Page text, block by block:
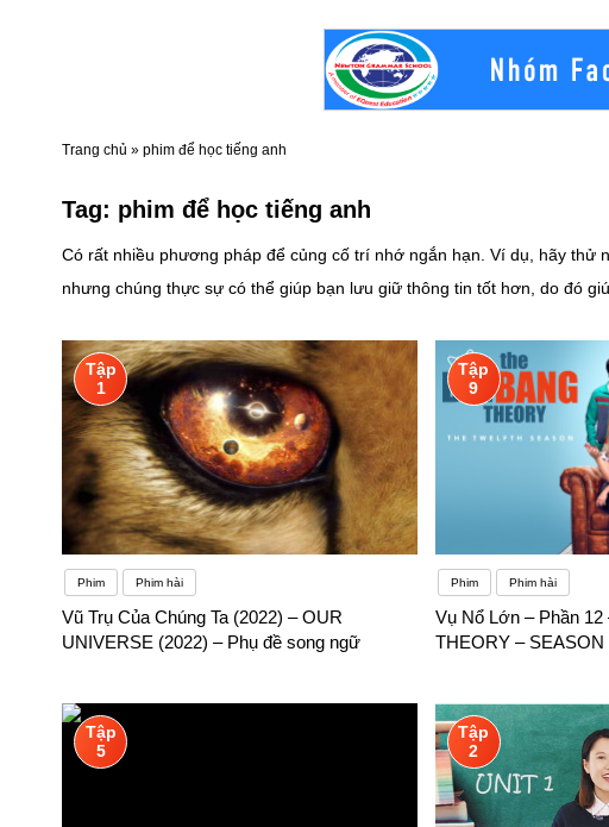
Trang chủ » phim để học tiếng anh
Tag: phim để học tiếng anh
Có rất nhiều phương pháp để củng cố trí nhớ ngắn hạn. Ví dụ, hãy thử
nhưng chúng thực sự có thể giúp bạn lưu giữ thông tin tốt hơn, do đó
Anh giúp người học nâng cao trình độ nhanh hơnTạo môi trường học
những kiến thức mới. Nếu trường học và gia đình bạn không có nhiều
đó.Có lẽ các bạn cũng có thể dễ dàng nhận thấy tiếng Anh hiện nay
sao phải mất thời gian mấy năm cho việc học tiếng Anh, trong khi có
Tập
1
Phim Phim hài
Vũ Trụ Của Chúng Ta (2022) – OUR
UNIVERSE (2022) – Phụ đề song ngữ
Tập
9
Phim Phim hài
Vụ Nổ Lớn – Phần
THEORY –
Tập
5
Tập
2